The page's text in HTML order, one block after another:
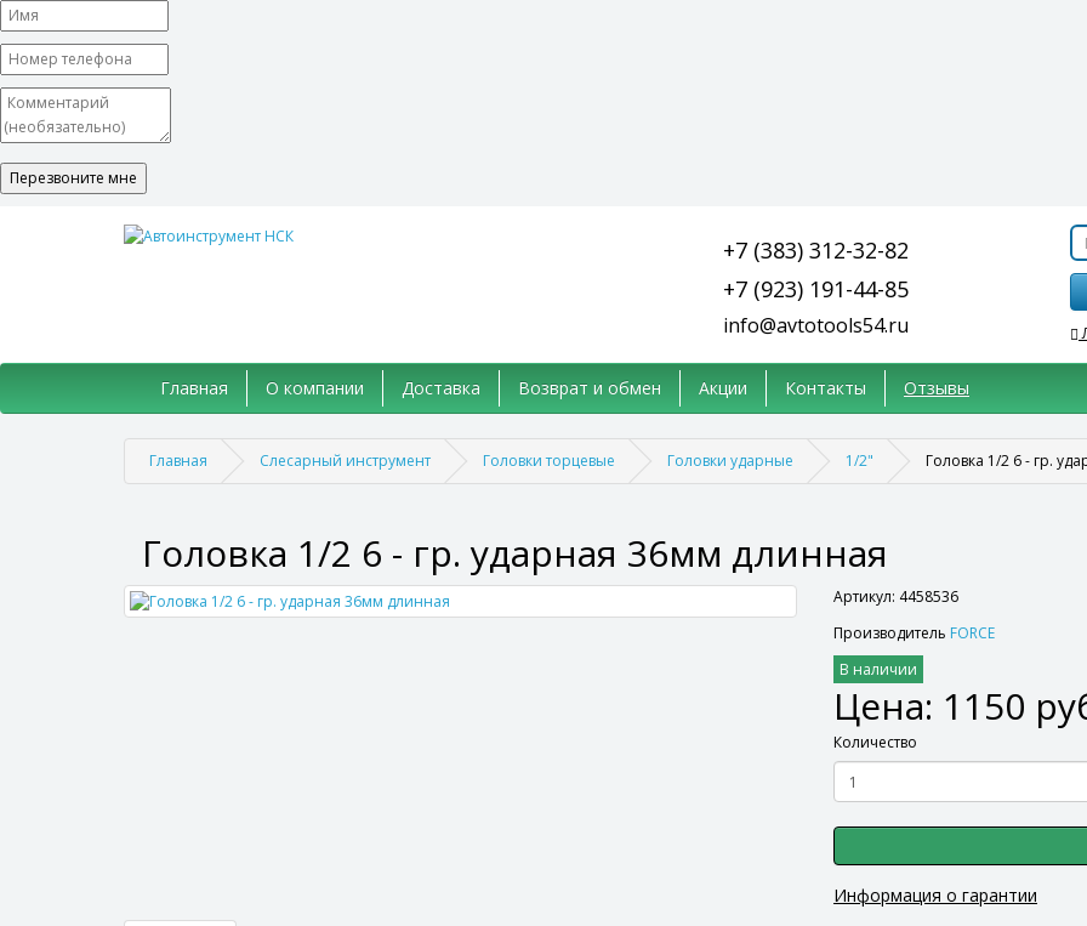
+7 (383) 312-32-82
+7 (923) 191-44-85
info@avtotools54.ru
Главная О компании Доставка Возврат и обмен Акции Контакты Отзывы
Главная Слесарный инструмент Головки торцевые Головки ударные 1/2" Головка 1/2 6 - гр.
Головка 1/2 6 - гр. ударная 36мм длинная
Артикул: 4458536
Производитель FORCE
В наличии
Цена: 1150
Количество
Информация о гарантии